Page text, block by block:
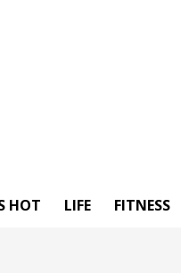
HOT LIFE FITNESS